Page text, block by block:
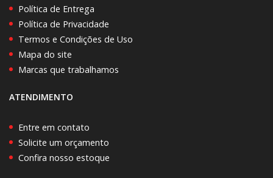
Política de Entrega
Política de Privacidade
Termos e Condições de Uso
Mapa do site
Marcas que trabalhamos
ATENDIMENTO
Entre em contato
Solicite um orçamento
Confira nosso estoque